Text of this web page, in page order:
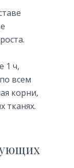
1 ч,
всем
корни,
тканях.